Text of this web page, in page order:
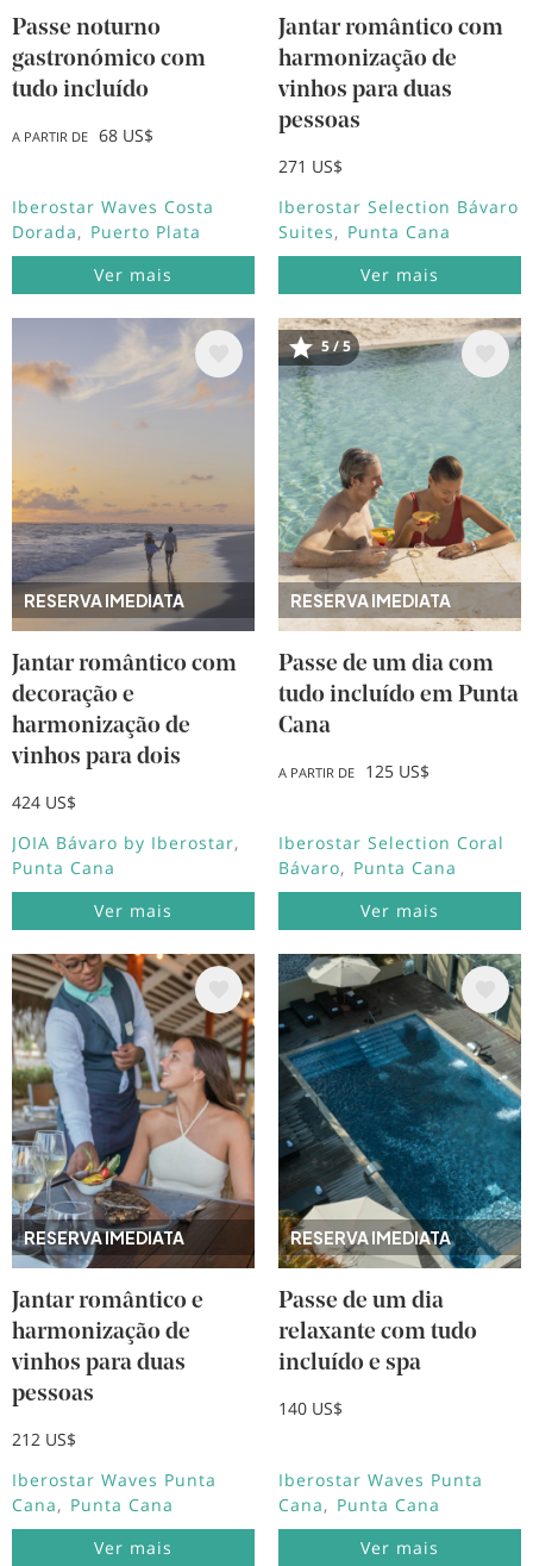
Passe noturno
gastronómico com
tudo incluído
A PARTIR DE 68 US$
Iberostar Waves Costa
Dorada
Puerto Plata
Ver mais
Jantar romântico com
harmonização de
vinhos para duas
pessoas
271 US$
Iberostar Selection Bávaro
Suites
Punta Cana
Ver mais
RESERVA IMEDIATA
Imagem
Jantar romântico com
decoração e
harmonização de
vinhos para dois
424 US$
JOIA Bávaro by Iberostar
Punta Cana
Ver mais
RESERVA IMEDIATA
Imagem
5 / 5
Passe de um dia com
tudo incluído em Punta
Cana
A PARTIR DE 125 US$
Iberostar Selection Coral
Bávaro
Punta Cana
Ver mais
RESERVA IMEDIATA
Imagem
Jantar romântico e
harmonização de
vinhos para duas
pessoas
212 US$
Iberostar Waves Punta
Cana
Punta Cana
Ver mais
RESERVA IMEDIATA
Imagem
Passe de um dia
relaxante com tudo
incluído e spa
140 US$
Iberostar Waves Punta
Cana
Punta Cana
Ver mais